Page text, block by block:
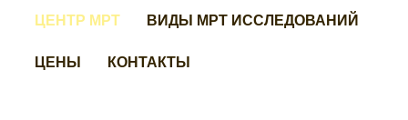
ЦЕНТР МРТ
ВИДЫ МРТ ИССЛЕДОВАНИЙ
ЦЕНЫ
КОНТАКТЫ